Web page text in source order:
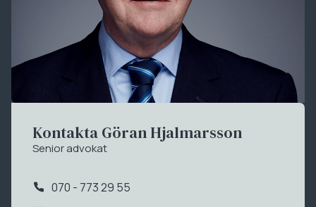
Kontakta Göran Hjalmarsson
Senior advokat
070 - 773 29 55